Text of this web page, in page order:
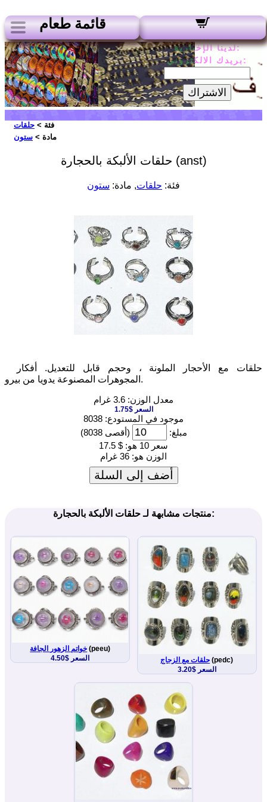
قائمة طعام
لدينا الإخبارية:
بريدك الالكتروني:
الاشتراك
فئة > حلقات
مادة > ستون
حلقات الألبكة بالحجارة (anst)
فئة: حلقات, مادة: ستون
حلقات مع الأحجار الملونة ، وحجم قابل للتعديل. أفكار
المجوهرات المصنوعة يدويا من بيرو.
معدل الوزن: 3.6 غرام
السعر $1.75
موجود في المستودع: 8038
مبلغ:
(أقصى 8038)
سعر 10 هو:
$ 17.5
الوزن هو: 36 غرام
أضف إلى السلة
منتجات مشابهة لـ حلقات الألبكة بالحجارة:
خواتم الزهور الجافة (peeu)
السعر $4.50
حلقات مع الزجاج (pedc)
السعر $3.20